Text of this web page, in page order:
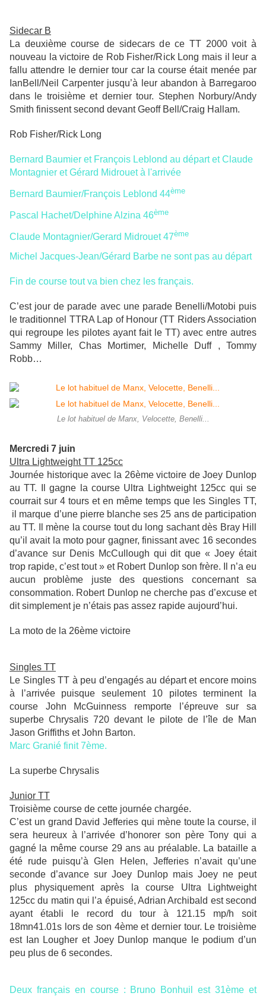
Sidecar B
La deuxième course de sidecars de ce TT 2000 voit à
nouveau la victoire de Rob Fisher/Rick Long mais il leur a
fallu attendre le dernier tour car la course était menée par
IanBell/Neil Carpenter jusqu’à leur abandon à Barregaroo
dans le troisième et dernier tour. Stephen Norbury/Andy
Smith finissent second devant Geoff Bell/Craig Hallam.
Rob Fisher/Rick Long
Bernard Baumier et François Leblond au départ et Claude
Montagnier et Gérard Midrouet à l'arrivée
Bernard Baumier/François Leblond 44ème
Pascal Hachet/Delphine Alzina 46ème
Claude Montagnier/Gerard Midrouet 47ème
Michel Jacques-Jean/Gérard Barbe ne sont pas au départ
Fin de course tout va bien chez les français.
C’est jour de parade avec une parade Benelli/Motobi puis
le traditionnel TTRA Lap of Honour (TT Riders Association
qui regroupe les pilotes ayant fait le TT) avec entre autres
Sammy Miller, Chas Mortimer, Michelle Duff , Tommy
Robb…
Le lot habituel de Manx, Velocette, Benelli...
Mercredi 7 juin
Ultra Lightweight TT 125cc
Journée historique avec la 26ème victoire de Joey Dunlop
au TT. Il gagne la course Ultra Lightweight 125cc qui se
courrait sur 4 tours et en même temps que les Singles TT,
il marque d’une pierre blanche ses 25 ans de participation
au TT. Il mène la course tout du long sachant dès Bray Hill
qu’il avait la moto pour gagner, finissant avec 16 secondes
d’avance sur Denis McCullough qui dit que « Joey était
trop rapide, c’est tout » et Robert Dunlop son frère. Il n’a eu
aucun problème juste des questions concernant sa
consommation. Robert Dunlop ne cherche pas d’excuse et
dit simplement je n’étais pas assez rapide aujourd’hui.
La moto de la 26ème victoire
Singles TT
Le Singles TT à peu d’engagés au départ et encore moins
à l’arrivée puisque seulement 10 pilotes terminent la
course John McGuinness remporte l’épreuve sur sa
superbe Chrysalis 720 devant le pilote de l’île de Man
Jason Griffiths et John Barton.
Marc Granié finit 7ème.
La superbe Chrysalis
Junior TT
Troisième course de cette journée chargée.
C’est un grand David Jefferies qui mène toute la course, il
sera heureux à l’arrivée d’honorer son père Tony qui a
gagné la même course 29 ans au préalable. La bataille a
été rude puisqu’à Glen Helen, Jefferies n’avait qu’une
seconde d’avance sur Joey Dunlop mais Joey ne peut
plus physiquement après la course Ultra Lightweight
125cc du matin qui l’a épuisé, Adrian Archibald est second
ayant établi le record du tour à 121.15 mp/h soit
18mn41.01s lors de son 4ème et dernier tour. Le troisième
est Ian Lougher et Joey Dunlop manque le podium d’un
peu plus de 6 secondes.
Deux français en course : Bruno Bonhuil est 31ème et